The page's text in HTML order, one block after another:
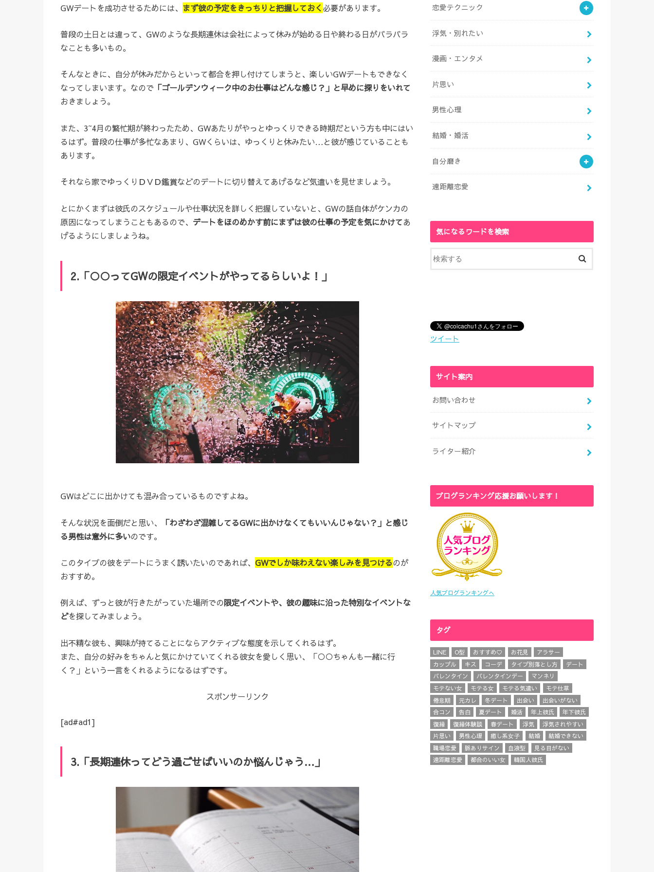
GWデートを成功させるためには、 まず彼の予定をきっちりと把握しておく必要があります。
普段の土日とは違って、GWのような長期連休は会社によって休みが始める日や終わる日がバラバラ
なことも多いもの。
そんなときに、自分が休みだからといって都合を押し付けてしまうと、楽しいGWデートもできなく
なってしまいます。なので 「ゴールデンウィーク中のお仕事はどんな感じ？」と早めに探りをいれて
おきましょう。
また、3~4月の繁忙期が終わったため、GWあたりがやっとゆっくりできる時期だという方も中にはい
るはず。普段の仕事が多忙なあまり、GWくらいは、ゆっくりと休みたい…と彼が感じていることも
あります。
それなら家でゆっくりＤＶＤ鑑賞などのデートに切り替えてあげるなど気遣いを見せましょう。
とにかくまずは彼氏のスケジュールや仕事状況を詳しく把握していないと、GWの話自体がケンカの
原因になってしまうこともあるので、 デートをほのめかす前にまずは彼の仕事の予定を気にかけてあ
げるようにしましょうね。
2.「○○ってGWの限定イベントがやってるらしいよ！」
GWはどこに出かけても混み合っているものですよね。
そんな状況を面倒だと思い、
「わざわざ混雑してるGWに出かけなくてもいいんじゃない？」と感じ
る男性は意外に多いのです。
このタイプの彼をデートにうまく誘いたいのであれば、 GWでしか味わえない楽しみを見つけるのが
おすすめ。
例えば、ずっと彼が行きたがっていた場所での限定イベントや、彼の趣味に沿った特別なイベントな
どを探してみましょう。
出不精な彼も、興味が持てることにならアクティブな態度を示してくれるはず。
また、自分の好みをちゃんと気にかけていてくれる彼女を愛しく思い、「○○ちゃんも一緒に行
く？」という一言をくれるようになるはずです。
スポンサーリンク
[ad#ad1]
3.「長期連休ってどう過ごせばいいのか悩んじゃう…」
恋愛テクニック
浮気・別れたい
漫画・エンタメ
片思い
男性心理
結婚・婚活
自分磨き
遠距離恋愛
気になるワードを検索
ツイート
サイト案内
お問い合わせ
サイトマップ
ライター紹介
ブログランキング応援お願いします！
人気ブログランキングへ
タグ
LINE O型 おすすめ♡ お花見
アラサー
カップル
キス コーデ タイプ別落とし方
デート
バレンタイン
バレンタインデー
マンネリ
モテない女
モテる女 モテる気遣い
モテ仕草
倦怠期
元カレ 冬デート 出会い
出会いがない
合コン
告白 夏デート 婚活 年上彼氏
年下彼氏
復縁
復縁体験談 春デート 浮気
浮気されやすい
片思い
男性心理 癒し系女子 結婚
結婚できない
職場恋愛
脈ありサイン 血液型
見る目がない
遠距離恋愛
都合のいい女 韓国人彼氏